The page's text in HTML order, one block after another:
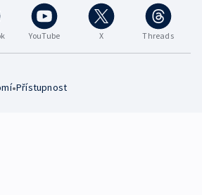
YouTube X Threads
•Přístupnost